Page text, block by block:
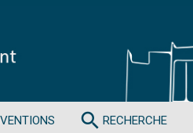
search RECHERCHE